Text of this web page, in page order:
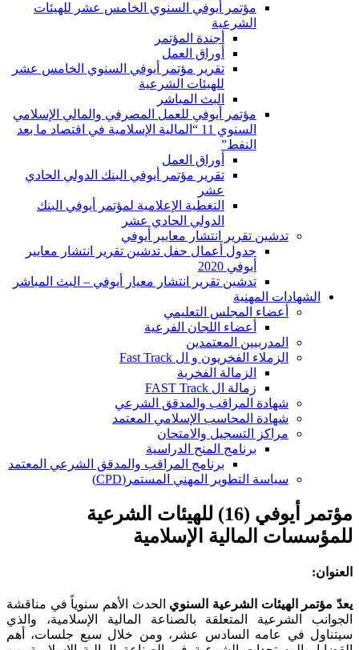
مؤتمر أيوفي السنوي الخامس عشر للهيئات
الشرعية
أجندة المؤتمر
أوراق العمل
تقرير مؤتمر أيوفي السنوي الخامس عشر
للهيئات الشرعية
البث المباشر
مؤتمر أيوفي للعمل المصرفي والمالي الإسلامي
السنوي 11 “المالية الإسلامية في اقتصاد ما بعد
النفط”
أوراق العمل
تقرير مؤتمر أيوفي البنك الدولي الحادي
عشر
التغطية الإعلامية لمؤتمر أيوفي البنك
الدولي الحادي عشر
تدشين تقرير انتشار معايير أيوفي
جدول أعمال حفل تدشين تقرير انتشار معايير
أيوفي 2020
تدشين تقرير انتشار معيار أيوفي – البث المباشر
الشهادات المهنية
أعضاء المجلس التعليمي
أعضاء اللجان الفرعية
المدربيين المعتمدين
الزملاء الفخريون و ال Fast Track
الزمالة الفخرية
زمالة ال FAST Track
شهادة المراقب والمدقق الشرعي
شهادة المحاسب الإسلامي المعتمد
مراكز التسجيل والامتحان
برنامج المنح الدراسية
برنامج المراقب والمدقق الشرعي المعتمد
سياسة التطوير المهني المستمر(CPD)
مؤتمر أيوفي (16) للهيئات الشرعية
للمؤسسات المالية الإسلامية
العنوان:
يعدّ مؤتمر الهيئات الشرعية السنوي الحدث الأهم سنوياً في مناقشة
الجوانب الشرعية المتعلقة بالصناعة المالية الإسلامية، والذي
سيتناول في عامه السادس عشر، ومن خلال سبع جلسات، أهم